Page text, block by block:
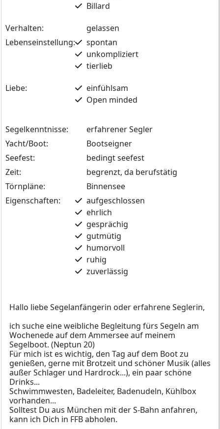
Billard
Verhalten:
gelassen
Lebenseinstellung:
spontan
unkompliziert
tierlieb
Liebe:
einfühlsam
Open minded
Segelkenntnisse:
erfahrener Segler
Yacht/Boot:
Bootseigner
Seefest:
bedingt seefest
Zeit:
begrenzt, da berufstätig
Törnpläne:
Binnensee
Eigenschaften:
aufgeschlossen
ehrlich
gesprächig
gutmütig
humorvoll
ruhig
zuverlässig
Hallo liebe Segelanfängerin oder erfahrene Seglerin,
ich suche eine weibliche Begleitung fürs Segeln am
Wochenede auf dem Ammersee auf meinem
Segelboot. (Neptun 20)
Für mich ist es wichtig, den Tag auf dem Boot zu
genießen, gerne mit Brotzeit und schöner Musik (alles
außer Schlager und Hardrock...), ein paar schöne
Drinks...
Schwimmwesten, Badeleiter, Badenudeln, Kühlbox
vorhanden...
Solltest Du aus München mit der S-Bahn anfahren,
kann ich Dich in FFB abholen.